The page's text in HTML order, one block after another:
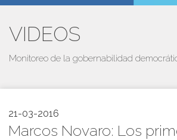
VIDEOS
Monitoreo de la gobernabilidad
21-03-2016
Marcos Novaro: Los